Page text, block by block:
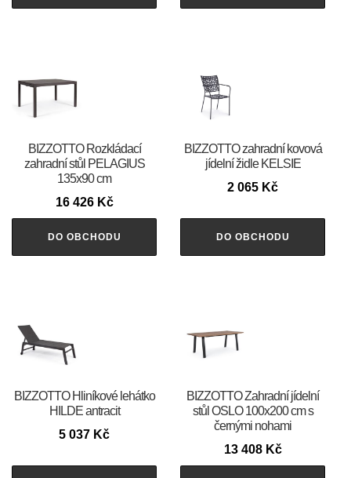
BIZZOTTO Rozkládací
zahradní stůl PELAGIUS
135x90 cm
16 426 Kč
DO OBCHODU
BIZZOTTO zahradní kovová
jídelní židle KELSIE
2 065 Kč
DO OBCHODU
BIZZOTTO Hliníkové lehátko
HILDE antracit
5 037 Kč
BIZZOTTO Zahradní jídelní
stůl OSLO 100x200 cm s
černými nohami
13 408 Kč